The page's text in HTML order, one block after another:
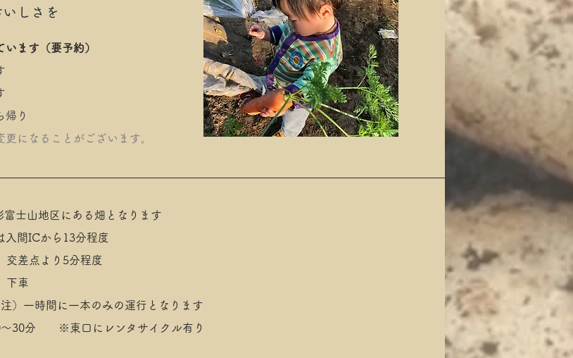
しさを
ます（要予約）
帰り
になることがございます。
士山地区にある畑となります
間ICから13分程度
差点より5分程度
下車
）一時間に一本のみの運行となります
〜30分
※東口にレンタサイクル有り